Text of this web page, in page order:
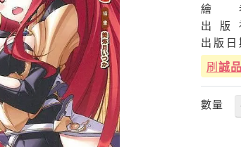
繪
出
版
出 版 日
刷誠
數量